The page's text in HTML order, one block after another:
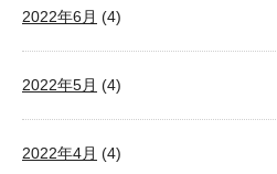
2022年6月 (4)
2022年5月 (4)
2022年4月 (4)